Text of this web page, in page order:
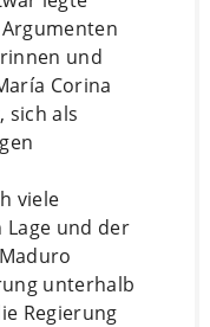
und
Corina
sich als
viele
Lage und der
unterhalb
Regierung